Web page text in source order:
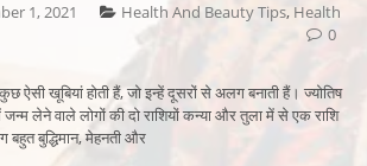
1, 2021 Health And Beauty Tips, Health
0
ऐसी खूबियां होती हैं, जो इन्हें दूसरों से अलग बनाती हैं। ज्योतिष
लेने वाले लोगों की दो राशियों कन्या और तुला में से एक राशि
बहुत बुद्धिमान, मेहनती और